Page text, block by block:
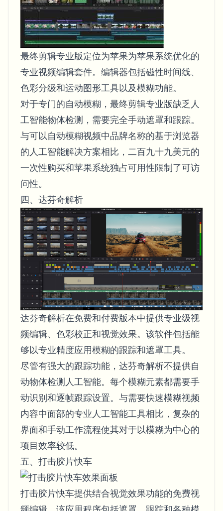
最终剪辑专业版定位为苹果为苹果系统优化的
专业视频编辑套件。编辑器包括磁性时间线、
色彩分级和运动图形工具以及模糊功能。
对于专门的自动模糊，最终剪辑专业版缺乏人
工智能物体检测，需要完全手动遮罩和跟踪。
与可以自动模糊视频中品牌名称的基于浏览器
的人工智能解决方案相比，二百九十九美元的
一次性购买和苹果系统独占可用性限制了可访
问性。
四、达芬奇解析
达芬奇解析在免费和付费版本中提供专业级视
频编辑、色彩校正和视觉效果。该软件包括能
够以专业精度应用模糊的跟踪和遮罩工具。
尽管有强大的跟踪功能，达芬奇解析不提供自
动物体检测人工智能。每个模糊元素都需要手
动识别和逐帧跟踪设置。与需要快速模糊视频
内容中面部的专业人工智能工具相比，复杂的
界面和手动工作流程使其对于以模糊为中心的
项目效率较低。
五、打击胶片快车
打击胶片快车提供结合视觉效果功能的免费视